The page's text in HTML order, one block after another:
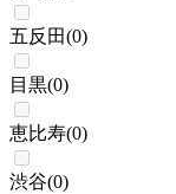
五反田(0)
目黒(0)
恵比寿(0)
渋谷(0)